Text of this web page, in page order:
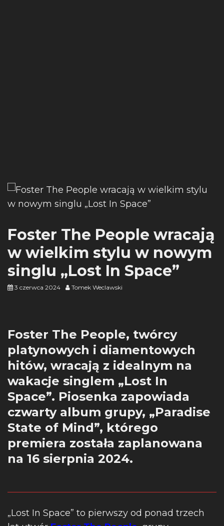
Foster The People wracają
w wielkim stylu w nowym
singlu „Lost In Space”
3 czerwca 2024 Tomek Weclawski
Foster The People, twórcy
platynowych i diamentowych
hitów, wracają z idealnym na
wakacje singlem „Lost In
Space”. Piosenka zapowiada
czwarty album grupy, „Paradise
State of Mind”, którego
premiera została zaplanowana
na 16 sierpnia 2024.
„Lost In Space” to pierwszy od ponad trzech